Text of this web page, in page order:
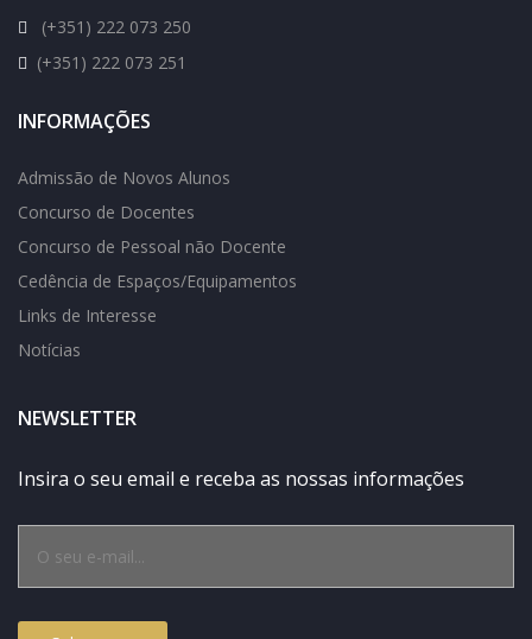
(+351) 222 073 250
(+351) 222 073 251
INFORMAÇÕES
Admissão de Novos Alunos
Concurso de Docentes
Concurso de Pessoal não Docente
Cedência de Espaços/Equipamentos
Links de Interesse
Notícias
NEWSLETTER
Insira o seu email e receba as nossas informações